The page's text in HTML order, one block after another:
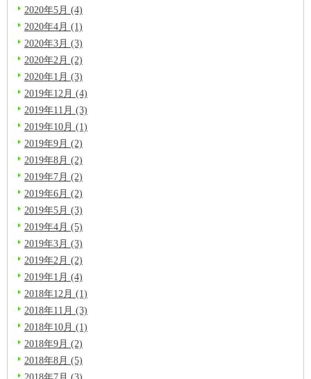
2020年5月 (4)
2020年4月 (1)
2020年3月 (3)
2020年2月 (2)
2020年1月 (3)
2019年12月 (4)
2019年11月 (3)
2019年10月 (1)
2019年9月 (2)
2019年8月 (2)
2019年7月 (2)
2019年6月 (2)
2019年5月 (3)
2019年4月 (5)
2019年3月 (3)
2019年2月 (2)
2019年1月 (4)
2018年12月 (1)
2018年11月 (3)
2018年10月 (1)
2018年9月 (2)
2018年8月 (5)
2018年7月 (3)